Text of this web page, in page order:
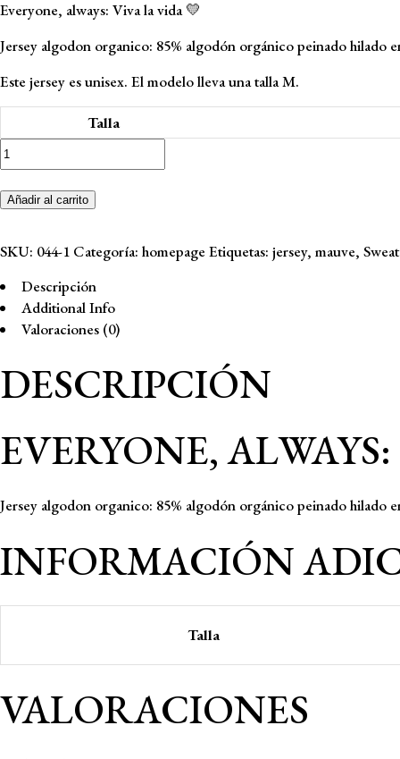
Everyone, always: Viva la vida 💛
Jersey algodon organico: 85% algodón orgánico peinado hilado
Este jersey es unisex. El modelo lleva una talla M.
Talla
Jersey
-
Viva
la
-
Algodón
orgánico
cantidad
Añadir al carrito
SKU: 044-1 Categoría: homepageEtiquetas: jersey, mauve,
Descripción
Additional Info
Valoraciones (0)
DESCRIPCIÓN
EVERYONE,
Jersey algodon organico: 85% algodón orgánico peinado hilado
INFORMACIÓN
Talla
VALORACIONES